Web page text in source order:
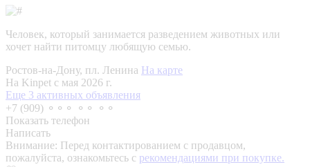
Человек, который занимается разведением животных или
хочет найти питомцу любящую семью.
Ростов-на-Дону, пл. Ленина На карте
На Kinpet c мая 2026 г.
Еще 3 активных объявления
+7 (909) ⚬⚬⚬ ⚬⚬ ⚬⚬
Показать телефон
Написать
Внимание: Перед контактированием с продавцом,
пожалуйста, ознакомьтесь с рекомендациями при покупке.